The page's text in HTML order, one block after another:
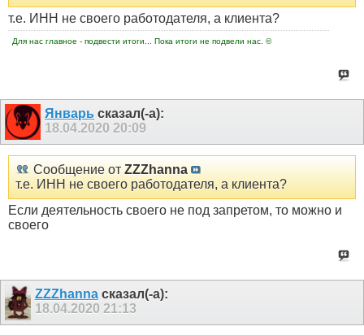
т.е. ИНН не своего работодателя, а клиента?
Для нас главное - подвести итоги... Пока итоги не подвели нас. ©
Январь сказал(-а):
18.04.2020 20:09
Сообщение от ZZZhanna
т.е. ИНН не своего работодателя, а клиента?
Если деятельность своего не под запретом, то можно и
своего
ZZZhannaсказал(-а):
18.04.2020 21:13